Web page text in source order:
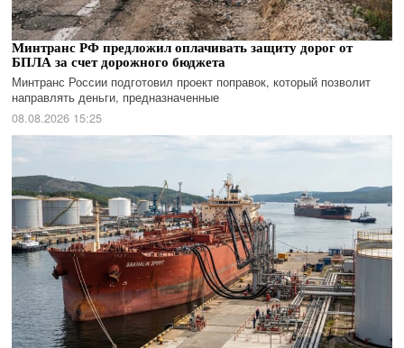
Минтранс РФ предложил оплачивать защиту дорог от
БПЛА за счет дорожного бюджета
Минтранс России подготовил проект поправок, который позволит
направлять деньги, предназначенные
08.08.2026 15:25